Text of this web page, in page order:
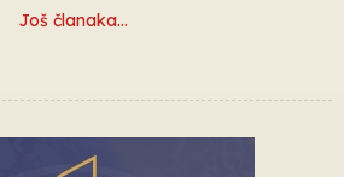
Još članaka…